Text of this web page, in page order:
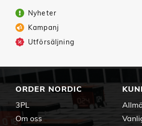
Nyheter
Kampanj
Utförsäljning
ORDER NORDIC
3PL
Om oss